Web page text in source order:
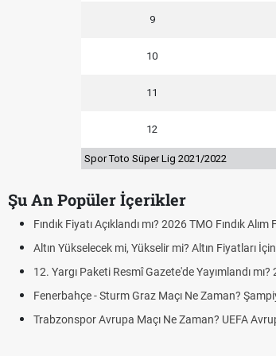
9
10
11
12
Spor Toto Süper Lig 2021/2022
Şu An Popüler İçerikler